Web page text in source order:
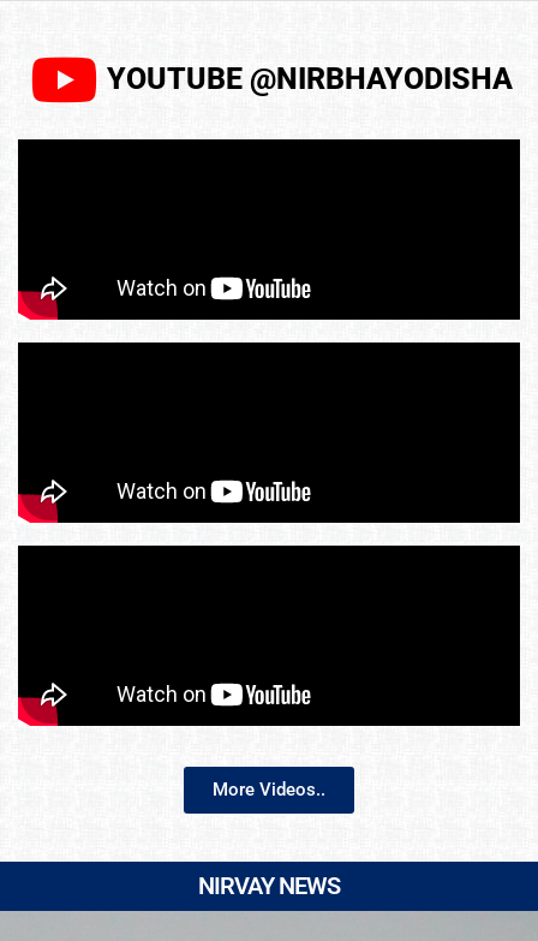
YOUTUBE @NIRBHAYODISHA
More Videos..
NIRVAY NEWS